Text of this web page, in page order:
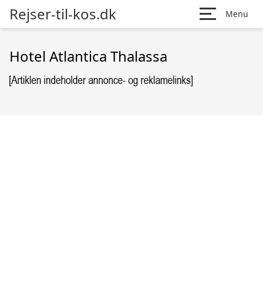
Rejser-til-kos.dk Menu
Hotel Atlantica Thalassa